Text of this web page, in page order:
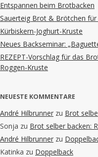
Entspannen beim Brotbacken
Sauerteig Brot & Brötchen für
Kürbiskern-Joghurt-Kruste
Neues Backseminar:
REZEPT-Vorschlag für das
Roggen-Kruste
NEUESTE KOMMENTARE
André Hilbrunner zu Brot
Sonja zu Brot selber backen:
André Hilbrunner zu
Katinka zu Doppelback